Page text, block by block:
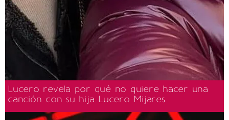
Lucero revela por qué no quiere hacer una
canción con su hija Lucero Mijares